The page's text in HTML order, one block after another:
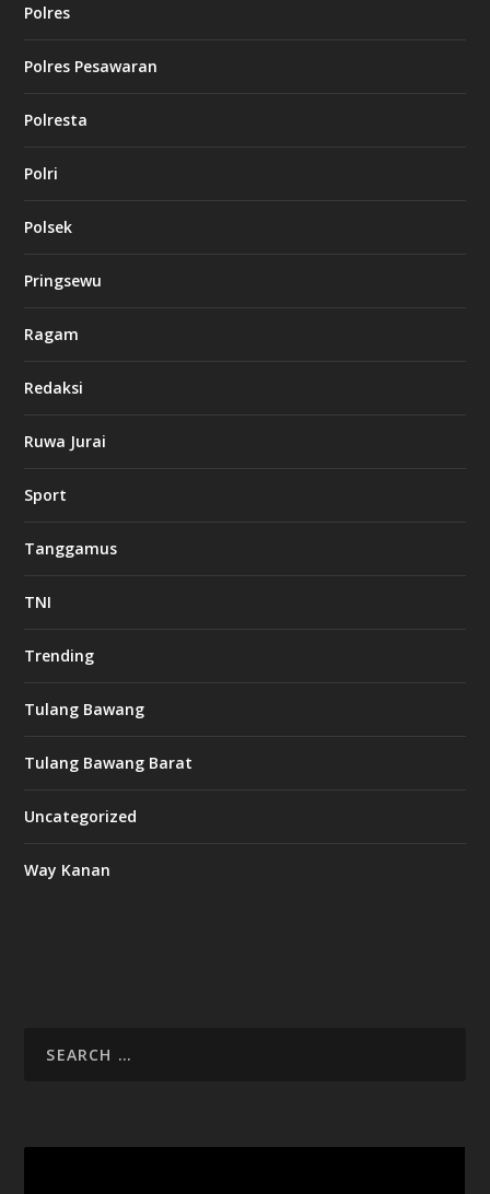
Polres
Polres Pesawaran
Polresta
Polri
Polsek
Pringsewu
Ragam
Redaksi
Ruwa Jurai
Sport
Tanggamus
TNI
Trending
Tulang Bawang
Tulang Bawang Barat
Uncategorized
Way Kanan